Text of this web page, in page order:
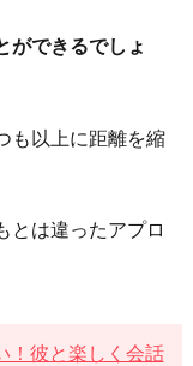
ができるでしょ
も以上に距離を縮
とは違ったアプロ
！彼と楽しく会話